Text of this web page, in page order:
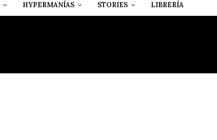
HYPERMANÍAS STORIES LIBRERÍA